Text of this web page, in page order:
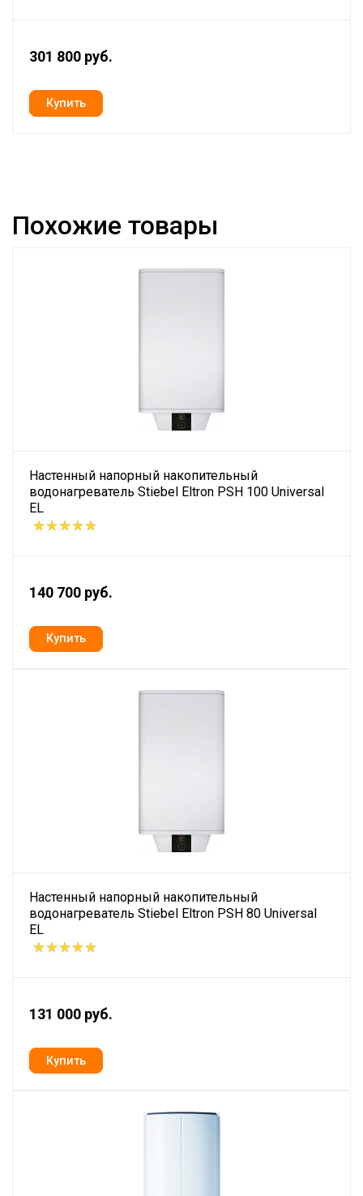
301 800 руб.
Похожие товары
Настенный напорный накопительный
водонагреватель Stiebel Eltron PSH 100 Universal
EL
140 700 руб.
Настенный напорный накопительный
водонагреватель Stiebel Eltron PSH 80 Universal
EL
131 000 руб.